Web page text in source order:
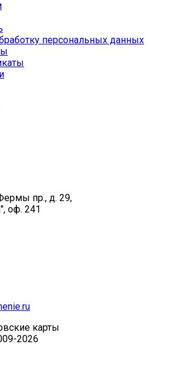
персональных данных
пр., д. 29,
оф. 241
2026